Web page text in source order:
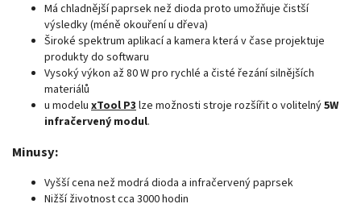
Má chladnější paprsek než dioda proto umožňuje čistší
výsledky (méně okouření u dřeva)
Široké spektrum aplikací a kamera která v čase projektuje
produkty do softwaru
Vysoký výkon až 80 W pro rychlé a čisté řezání silnějších
materiálů
u modelu xTool P3 lze možnosti stroje rozšířit o volitelný5W
infračervený modul.
Minusy:
Vyšší cena než modrá dioda a infračervený paprsek
Nižší životnost cca 3000 hodin